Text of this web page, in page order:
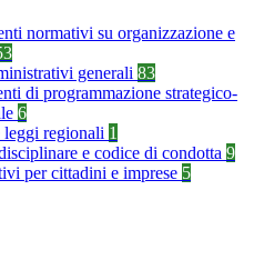
normativi su organizzazione e
generali 83
di programmazione strategico-
6
leggi regionali 1
e codice di condotta 9
per cittadini e imprese 5